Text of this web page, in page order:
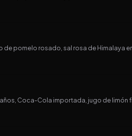
de pomelo rosado, sal rosa de Himalaya
Coca-Cola importada, jugo de limón